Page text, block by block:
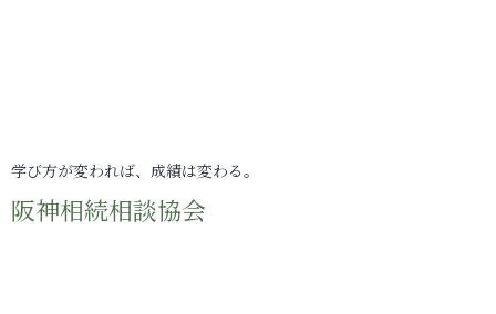
学び方が変われば、成績は変わる。
阪神相続相談協会